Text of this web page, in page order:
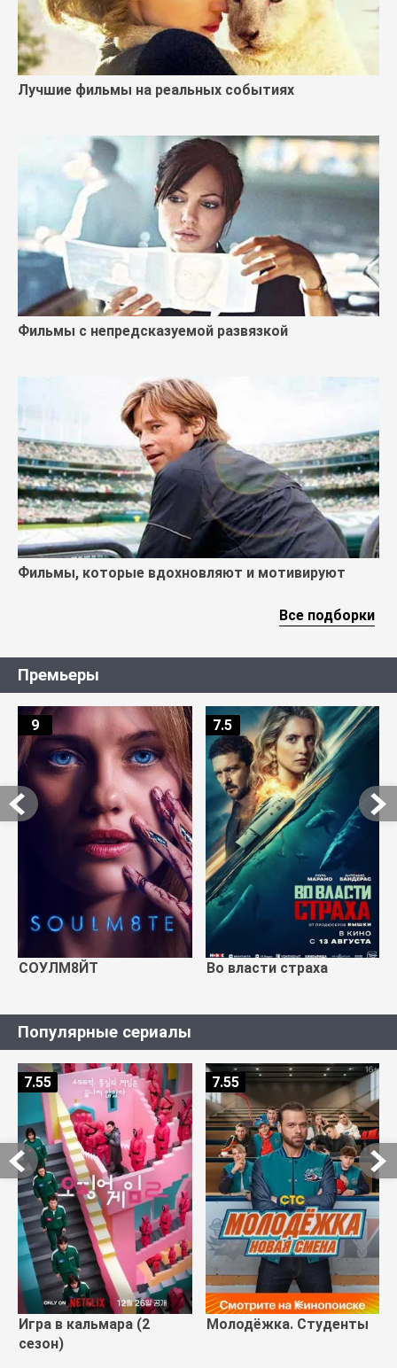
Лучшие фильмы на реальных событиях
Фильмы с непредсказуемой развязкой
Фильмы, которые вдохновляют и мотивируют
Все подборки
Премьеры
СОУЛМ8ЙТ
9
Во власти страха
7.5
Популярные сериалы
Игра в кальмара (2
сезон)
7.55
Молодёжка. Студенты
7.55